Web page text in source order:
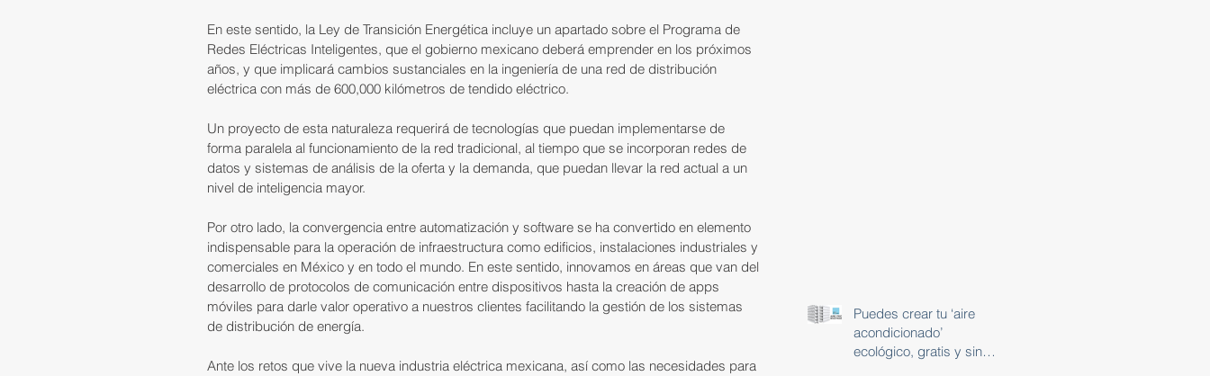
En este sentido, la Ley de Transición Energética incluye un apartado sobre el Programa de
Redes Eléctricas Inteligentes, que el gobierno mexicano deberá emprender en los próximos
años, y que implicará cambios sustanciales en la ingeniería de una red de distribución
eléctrica con más de 600,000 kilómetros de tendido eléctrico.
Un proyecto de esta naturaleza requerirá de tecnologías que puedan implementarse de
forma paralela al funcionamiento de la red tradicional, al tiempo que se incorporan redes de
datos y sistemas de análisis de la oferta y la demanda, que puedan llevar la red actual a un
nivel de inteligencia mayor.
Por otro lado, la convergencia entre automatización y software se ha convertido en elemento
indispensable para la operación de infraestructura como edificios, instalaciones industriales y
comerciales en México y en todo el mundo. En este sentido, innovamos en áreas que van del
desarrollo de protocolos de comunicación entre dispositivos hasta la creación de apps
móviles para darle valor operativo a nuestros clientes facilitando la gestión de los sistemas
de distribución de energía.
Ante los retos que vive la nueva industria eléctrica mexicana, así como las necesidades para
Puedes crear tu ‘aire
acondicionado’
ecológico, gratis y sin